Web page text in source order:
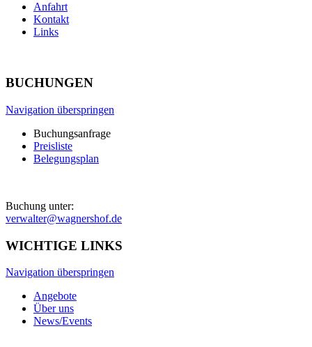
Anfahrt
Kontakt
Links
BUCHUNGEN
Navigation überspringen
Buchungsanfrage
Preisliste
Belegungsplan
Buchung unter:
verwalter@wagnershof.de
WICHTIGE LINKS
Navigation überspringen
Angebote
Über uns
News/Events